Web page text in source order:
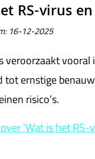
RS-virus
16-12-2025
veroorzaakt
ernstige
risico’s.
over 'Wat is het RS-